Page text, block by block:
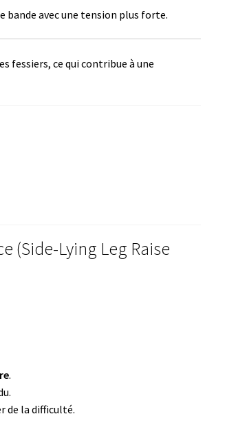
bande avec une tension plus forte.
fessiers, ce qui contribue à une
(Side-Lying Leg Raise
.
de la difficulté.